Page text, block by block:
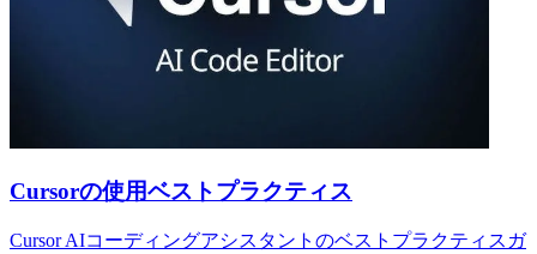
Cursorの使用ベストプラクティス
Cursor AIコーディングアシスタントのベストプラクティスガ